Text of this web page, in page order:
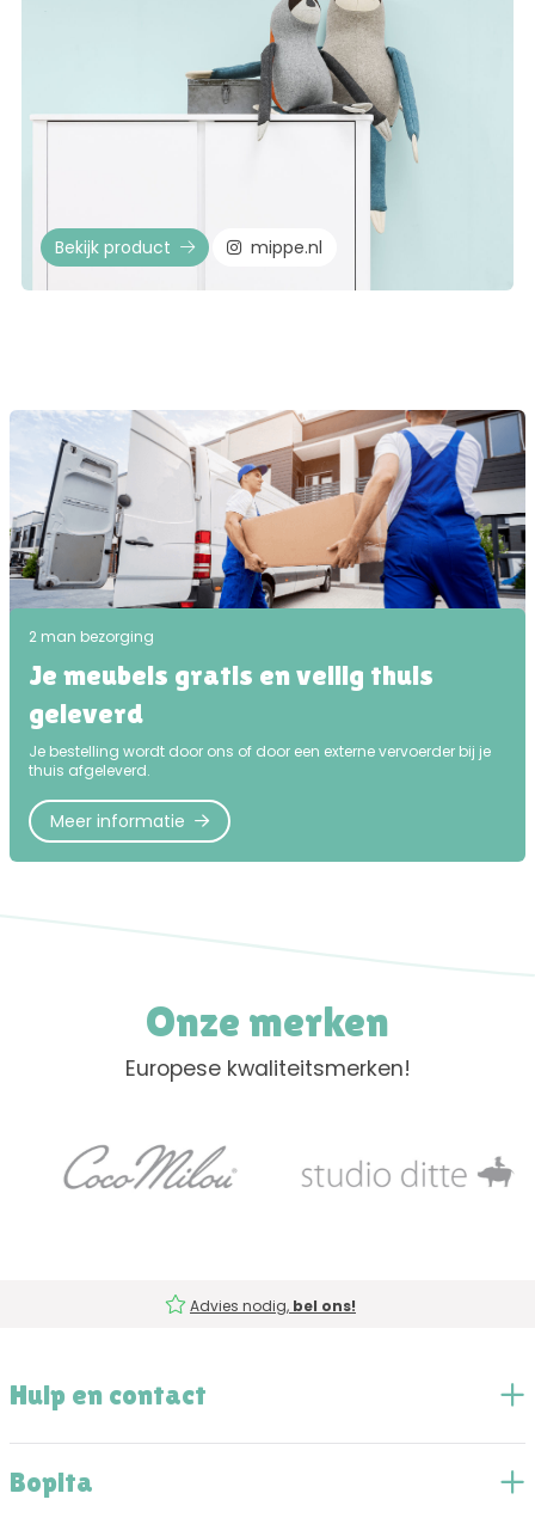
Bekijk product mippe.nl
2 man bezorging
Je meubels gratis en veilig thuis
geleverd
Je bestelling wordt door ons of door een externe vervoerder bij je
thuis afgeleverd.
Meer informatie
Onze merken
Europese kwaliteitsmerken!
Advies nodig, bel ons!
Hulp en contact
Bopita